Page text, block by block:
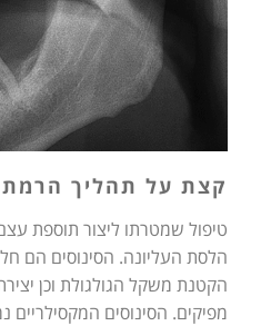
קצת על תהליך הרמת
טיפול שמטרתו ליצור תוספת
הלסת העליונה. הסינוסים הם
הקטנת משקל הגולגולת וכן
מפיקים. הסינוסים המקסילריים